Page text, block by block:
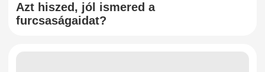
Azt hiszed, jól ismered a
furcsaságaidat?